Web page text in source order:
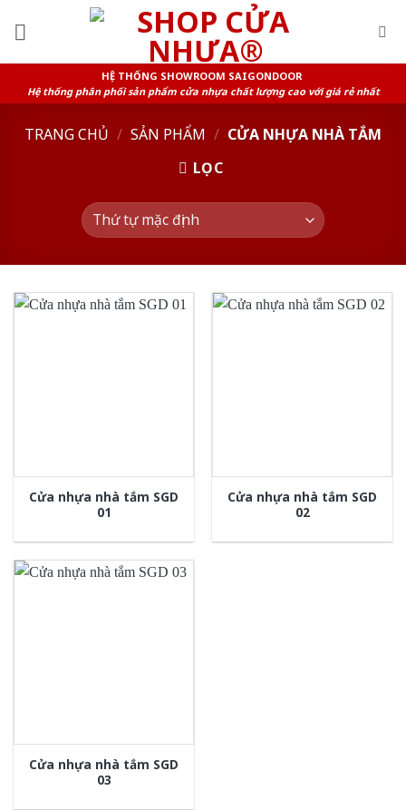
HỆ THỐNG SHOWROOM SAIGONDOOR
Hệ thống phân phối sản phẩm cửa nhựa chất lượng cao với giá rẻ nhất
TRANG CHỦ / SẢN PHẨM / CỬA NHỰA NHÀ TẮM
LỌC
Cửa nhựa nhà tắm SGD
01
Cửa nhựa nhà tắm SGD
02
Cửa nhựa nhà tắm SGD
03